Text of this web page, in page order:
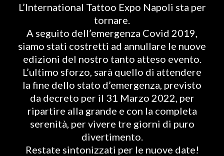
L’International Tattoo Expo Napoli sta per
tornare.
A seguito dell’emergenza Covid 2019,
siamo stati costretti ad annullare le nuove
edizioni del nostro tanto atteso evento.
L’ultimo sforzo, sarà quello di attendere
la fine dello stato d’emergenza, previsto
da decreto per il 31 Marzo 2022, per
ripartire alla grande e con la completa
serenità, per vivere tre giorni di puro
divertimento.
Restate sintonizzati per le nuove date!